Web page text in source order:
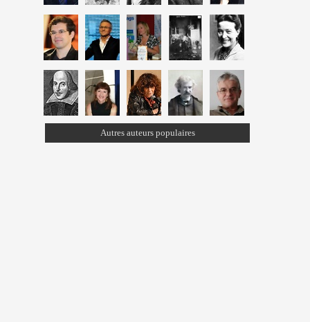
Autres auteurs populaires